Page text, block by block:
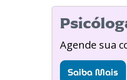
Agende sua
Saiba Mais